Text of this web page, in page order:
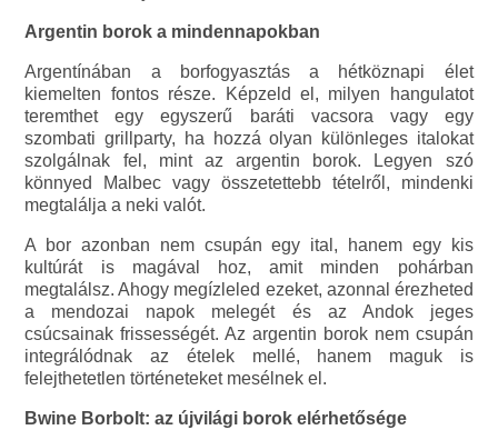
Argentin borok a mindennapokban
Argentínában a borfogyasztás a hétköznapi élet
kiemelten fontos része. Képzeld el, milyen hangulatot
teremthet egy egyszerű baráti vacsora vagy egy
szombati grillparty, ha hozzá olyan különleges italokat
szolgálnak fel, mint az argentin borok. Legyen szó
könnyed Malbec vagy összetettebb tételről, mindenki
megtalálja a neki valót.
A bor azonban nem csupán egy ital, hanem egy kis
kultúrát is magával hoz, amit minden pohárban
megtalálsz. Ahogy megízleled ezeket, azonnal érezheted
a mendozai napok melegét és az Andok jeges
csúcsainak frissességét. Az argentin borok nem csupán
integrálódnak az ételek mellé, hanem maguk is
felejthetetlen történeteket mesélnek el.
Bwine Borbolt: az újvilági borok elérhetősége